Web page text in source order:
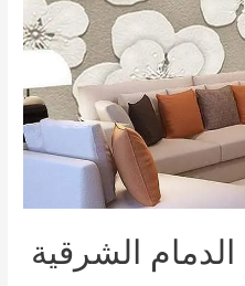
الشرقية